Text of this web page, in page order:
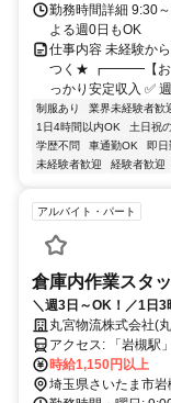
勤務時間詳細 9:30
よる週0日もOK
仕事内容 未経験か
つく★ ┏━━━【お
っかり安定収入 ✅
制服あり 業界未経験者歓
1日4時間以内OK
土日祝
学歴不問
車通勤OK 即
未経験者歓迎
経験者歓迎
アルバイト・パート
倉庫内作業スタ
＼週3日～OK！／1日
す！伝票を見て決まっ
丸宮物流株式会社(
アクセス: 「岩槻駅」から車で9分 「七里駅」から車で9分 「蓮田駅」
から車で11分 「東
無料駐車場あり
時給1,150円以上
埼玉県さいたま市岩